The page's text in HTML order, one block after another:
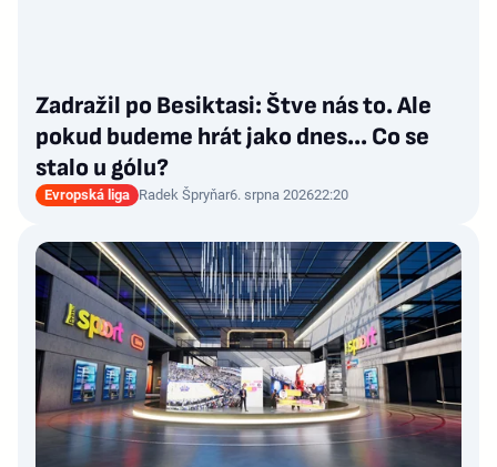
Zadražil po Besiktasi: Štve nás to. Ale
pokud budeme hrát jako dnes... Co se
stalo u gólu?
Evropská liga Radek Špryňar6. srpna 202622:20